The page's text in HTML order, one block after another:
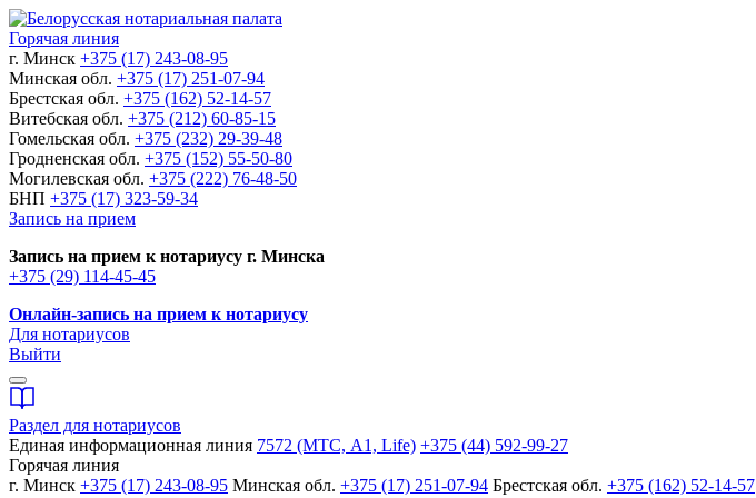
Горячая линия
г. Минск +375 (17) 243-08-95
Минская обл. +375 (17) 251-07-94
Брестская обл. +375 (162) 52-14-57
Витебская обл. +375 (212) 60-85-15
Гомельская обл. +375 (232) 29-39-48
Гродненская обл. +375 (152) 55-50-80
Могилевская обл. +375 (222) 76-48-50
БНП +375 (17) 323-59-34
Запись на прием
Запись на прием к нотариусу г. Минска
+375 (29) 114-45-45
Онлайн-запись на прием к нотариусу
Для нотариусов
Выйти
Раздел для нотариусов
Единая информационная линия 7572 (МТС, A1, Life) +375 (44) 592-99-27
Горячая линия
г. Минск +375 (17) 243-08-95 Минская обл. +375 (17) 251-07-94 Брестская обл. +375 (162) 52-14-57